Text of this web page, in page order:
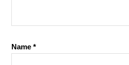
Name *